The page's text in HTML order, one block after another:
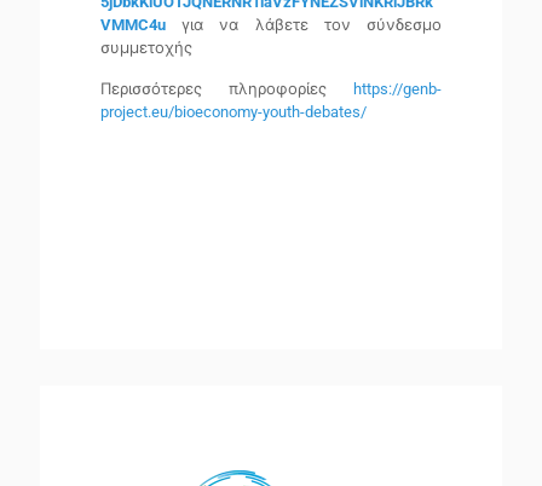
VMMC4u
για να λάβετε τον σύνδεσμο
συμμετοχής
Περισσότερες πληροφορίες
https://genb-
project.eu/bioeconomy-youth-debates/